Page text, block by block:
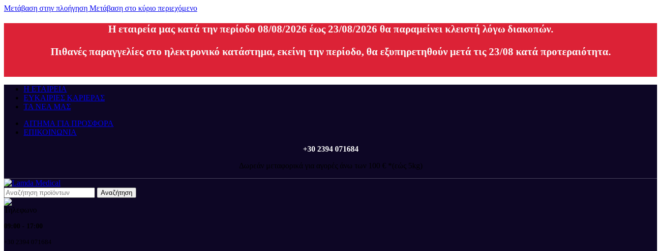
Μετάβαση στην πλοήγηση Μετάβαση στο κύριο περιεχόμενο
H εταιρεία μας κατά την περίοδο 08/08/2026 έως 23/08/2026 θα παραμείνει κλειστή λόγω διακοπών.
Πιθανές παραγγελίες στο ηλεκτρονικό κατάστημα, εκείνη την περίοδο, θα εξυπηρετηθούν μετά τις 23/08 κατά προτεραιότητα.
Η ΕΤΑΙΡΕΙΑ
ΕΥΚΑΙΡΙΕΣ ΚΑΡΙΕΡΑΣ
ΤΑ ΝΕΑ ΜΑΣ
ΑΙΤΗΜΑ ΓΙΑ ΠΡΟΣΦΟΡΑ
ΕΠΙΚΟΙΝΩΝΙΑ
+30 2394 071684
Δωρεάν μεταφορικά για αγορές άνω των 100 € *(εώς 5kg)
Αναζήτηση
09:00 - 17:00
+30 2394 071684